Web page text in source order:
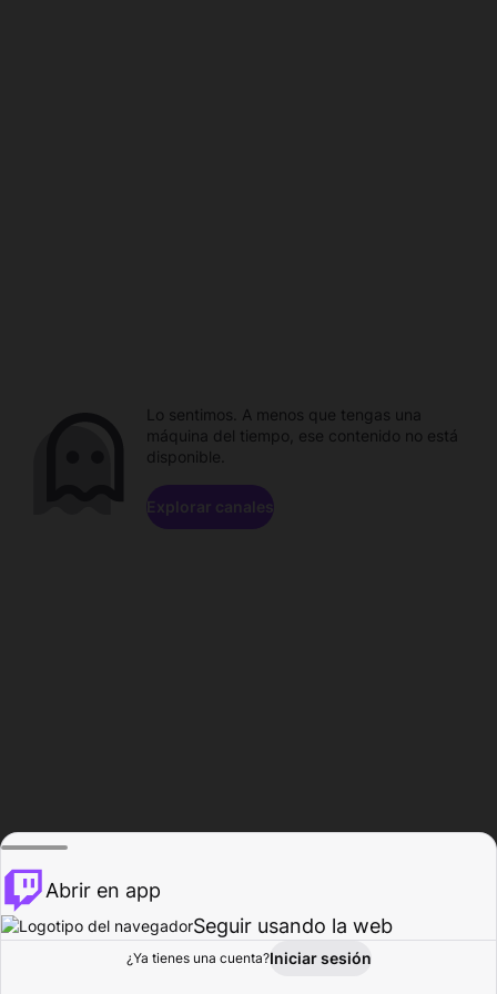
Explorar Actividad
Lo sentimos. A menos que tengas una
máquina del tiempo, ese contenido no está
disponible.
Explorar canales
Abrir en app
Seguir usando la web
¿Ya tienes una cuenta?Iniciar sesión